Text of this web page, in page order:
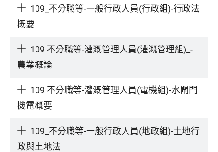
109_不分職等-一般行政人員(行政組)-行政法
概要
109 不分職等-灌溉管理人員(灌溉管理組)_-
農業概論
109 不分職等-灌溉管理人員(電機組)-水閘門
機電概要
109_不分職等-一般行政人員(地政組)-土地行
政與土地法